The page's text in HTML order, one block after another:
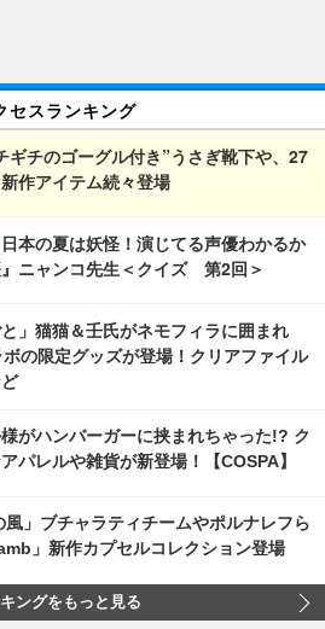
セスランキング
ギチのゴーグル付き”うさぎ靴下や、27
作アイテム続々登場
日本の夏は妖怪！演じてる声優わかるか
ニャンコ先生＜クイズ 第2回＞
と」猫猫＆壬氏がネモフィラに囲まれ
の限定グッズが登場！クリアファイル
様がハンバーガーに挟まれちゃった!? ク
パレルや雑貨が新登場！【COSPA】
風」ブチャラティチームやポルナレフら
」新作カプセルコレクション登場
ングをもっと見る